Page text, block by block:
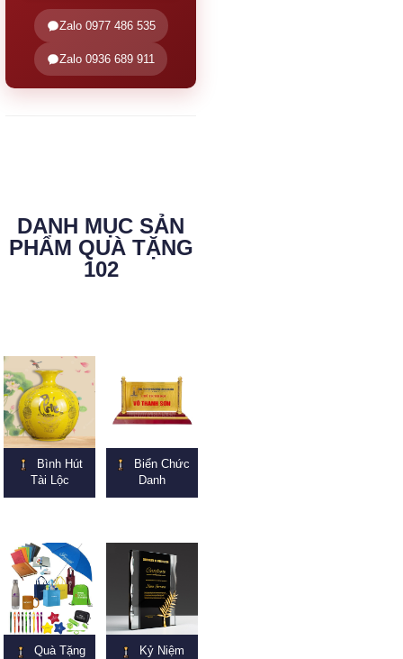
Zalo 0977 486 535
Zalo 0936 689 911
DANH MỤC SẢN
PHẨM QUÀ TẶNG
102
Bình Hút
Tài Lộc
Biển Chức
Danh
Quà Tặng
Kỷ Niệm